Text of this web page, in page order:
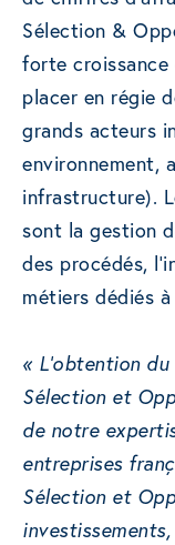
Sélection &
forte
placer en régie
grands acteurs
environnement,
infrastructure).
sont la gestion
des procédés,
métiers dédiés
« L’obtention
Sélection et
de notre
entreprises
Sélection et